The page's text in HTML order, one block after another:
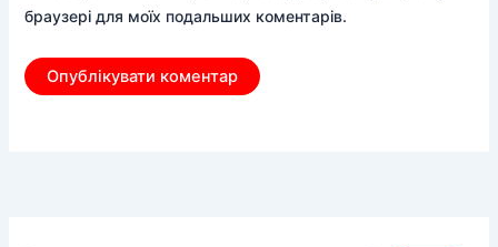
браузері для моїх подальших коментарів.